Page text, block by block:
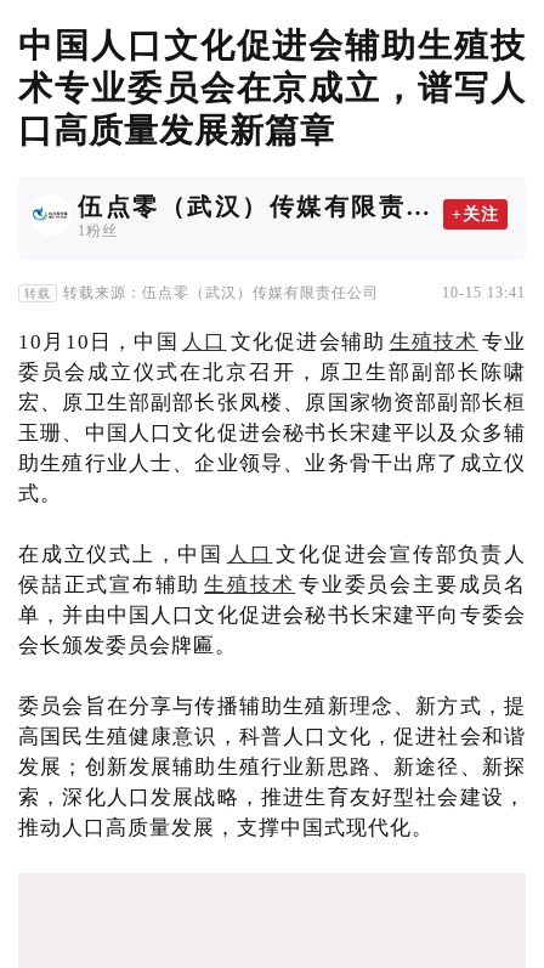
中国人口文化促进会辅助生殖技
术专业委员会在京成立，谱写人
口高质量发展新篇章
伍点零（武汉）传媒有限责任
公司
1粉丝
+关注
转载 转载来源：伍点零（武汉）传媒有限责任公司 10-15 13:41
10月10日，中国 人口 文化促进会辅助 生殖技术 专业
委员会成立仪式在北京召开，原卫生部副部长陈啸
宏、原卫生部副部长张凤楼、原国家物资部副部长桓
玉珊、中国人口文化促进会秘书长宋建平以及众多辅
助生殖行业人士、企业领导、业务骨干出席了成立仪
式。
在成立仪式上，中国 人口 文化促进会宣传部负责人
侯喆正式宣布辅助 生殖技术 专业委员会主要成员名
单，并由中国人口文化促进会秘书长宋建平向专委会
会长颁发委员会牌匾。
委员会旨在分享与传播辅助生殖新理念、新方式，提
高国民生殖健康意识，科普人口文化，促进社会和谐
发展；创新发展辅助生殖行业新思路、新途径、新探
索，深化人口发展战略，推进生育友好型社会建设，
推动人口高质量发展，支撑中国式现代化。